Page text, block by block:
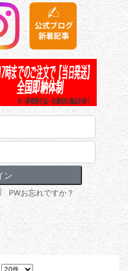
PWお忘れですか？